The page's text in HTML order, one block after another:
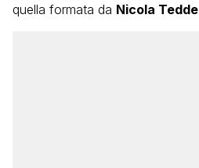
quella formata da Nicola Tedde